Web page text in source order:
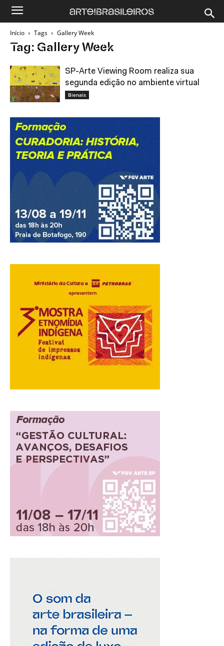
Início Tags Gallery Week
Tag: Gallery Week
SP-Arte Viewing Room realiza sua
segunda edição no ambiente virtual
Bienais